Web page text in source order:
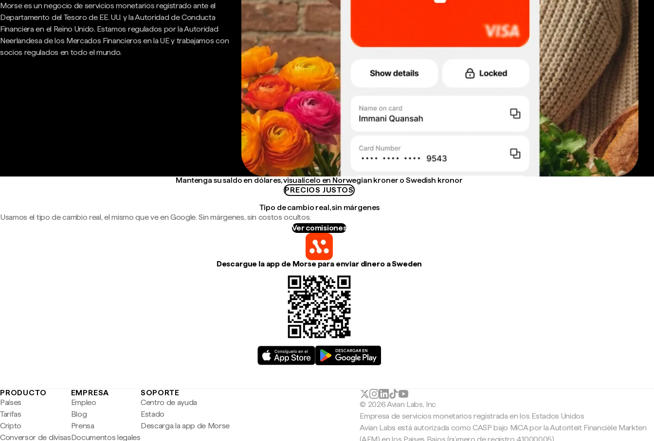
Morse es un negocio de servicios monetarios registrado ante el
Departamento del Tesoro de EE. UU. y la Autoridad de Conducta
Financiera en el Reino Unido. Estamos regulados por la Autoridad
Neerlandesa de los Mercados Financieros en la UE y trabajamos con
socios regulados en todo el mundo.
Mantenga su saldo en dólares, visualícelo en Norwegian kroner o Swedish kronor
PRECIOS JUSTOS
Tipo de cambio real, sin márgenes
Usamos el tipo de cambio real, el mismo que ve en Google. Sin márgenes, sin costos ocultos.
Ver comisiones
Descargue la app de Morse para enviar dinero a Sweden
PRODUCTO
Países
Tarifas
Cripto
Conversor de divisas
EMPRESA
Empleo
Blog
Prensa
Documentos legales
SOPORTE
Centro de ayuda
Estado
Descarga la app de Morse
© 2026 Avian Labs, Inc
Empresa de servicios monetarios registrada en los Estados Unidos
Avian Labs está autorizada como CASP bajo MiCA por la Autoriteit Financiële Markten